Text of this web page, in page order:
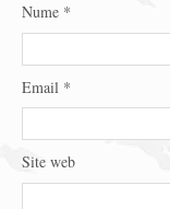
Nume *
Email *
Site web